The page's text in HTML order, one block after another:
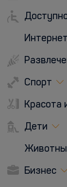
Интернет
Спорт
Красота
Дети
Бизнес